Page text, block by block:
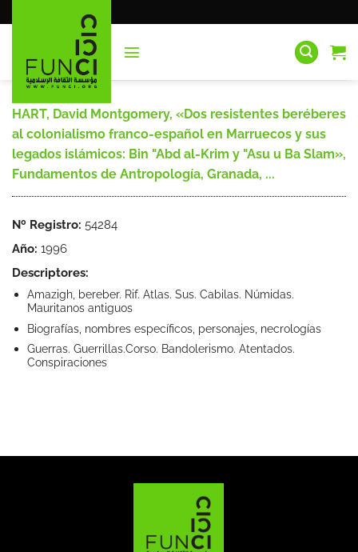
al
HART, David Montgomery, «Dos resistentes beréberes
al colonialismo franco-español en Marruecos y sus
legados islámicos: Bin "Abd al-Krim y "Asu u Ba Slam»,
Fundamentos de Antropología, Granada, ...
Nº Registro: 54284
Año: 1996
Descriptores:
Amazigh, bereber. Rif. Atlas. Sus. Cabilas. Númidas.
Mauritanos antiguos
Biografías, nombres específicos, personajes, necrologías
Guerras. Guerrillas.Corso. Bandolerismo. Atentados.
Conspiraciones